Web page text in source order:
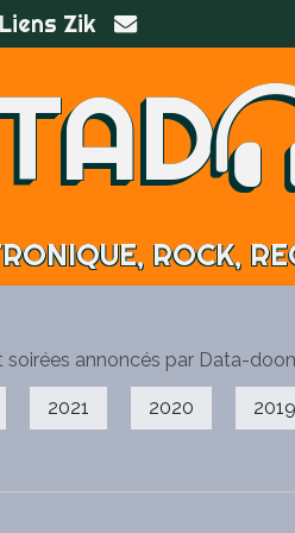
Liens Zik
ROCK,
annoncés par Data-
2021 2020 2019
than 1000
soyez au rendez-vous
!!!